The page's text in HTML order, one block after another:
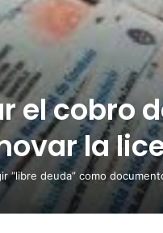
el cobro
la
“libre deuda” como